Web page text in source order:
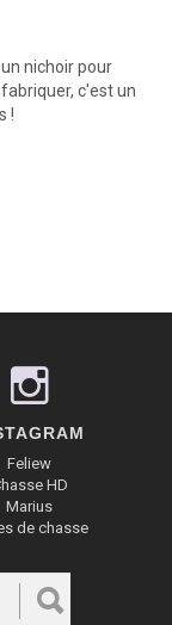
nichoir pour
c'est un
!
Feliew
HD
Marius
de chasse